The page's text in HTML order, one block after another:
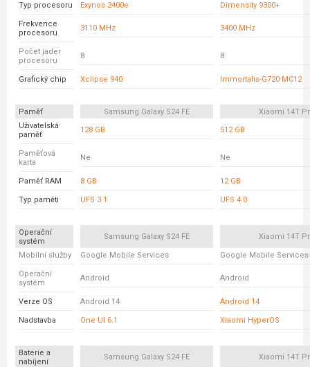
Typ procesoru
Exynos 2400e Dimensity 9300+
Frekvence
procesoru
3110 MHz 3400 MHz
Počet jader
procesoru
8 8
Grafický chip Xclipse 940 Immortalis-G720 MC12
Paměť Samsung Galaxy S24 FE
Xiaomi 14T
Uživatelská
paměť
128 GB 512 GB
Paměťová
karta
Ne Ne
Paměť RAM 8 GB 12 GB
Typ paměti UFS 3.1 UFS 4.0
Operační
systém
Samsung Galaxy S24 FE Xiaomi 14T
Mobilní služby Google Mobile Services Google Mobile Services
Operační
systém
Android Android
Verze OS Android 14 Android 14
Nadstavba One UI 6.1 Xiaomi HyperOS
Baterie a
nabíjení
Samsung Galaxy S24 FE Xiaomi 14T